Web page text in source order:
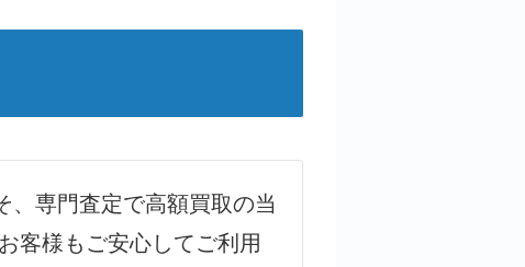
、専門査定で高額買取の当
客様もご安心してご利用